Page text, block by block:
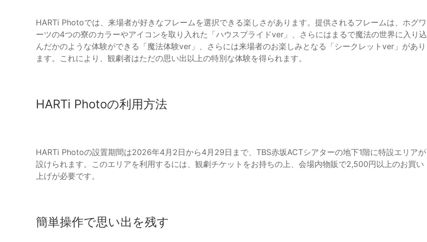
HARTi Photoでは、来場者が好きなフレームを選択できる楽しさがあります。提供されるフレームは、ホグワ
ーツの4つの寮のカラーやアイコンを取り入れた「ハウスプライドver」、さらにはまるで魔法の世界に入り込
んだかのような体験ができる「魔法体験ver」、さらには来場者のお楽しみとなる「シークレットver」があり
ます。これにより、観劇者はただの思い出以上の特別な体験を得られます。
HARTi Photoの利用方法
HARTi Photoの設置期間は2026年4月2日から4月29日まで、TBS赤坂ACTシアターの地下1階に特設エリアが
設けられます。このエリアを利用するには、観劇チケットをお持ちの上、会場内物販で2,500円以上のお買い
上げが必要です。
簡単操作で思い出を残す